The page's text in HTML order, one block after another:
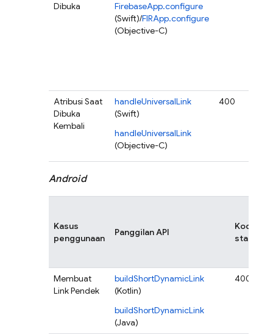
Dibuka
FirebaseApp.configure
(Swift)/FIRApp.configure
(Objective-C)
Atribusi Saat
Dibuka
Kembali
handleUniversalLink
(Swift)
handleUniversalLink
(Objective-C)
400
Android
Kasus
penggunaan
Panggilan API
Kode
status
Membuat
Link Pendek
buildShortDynamicLink
(Kotlin)
buildShortDynamicLink
(Java)
400